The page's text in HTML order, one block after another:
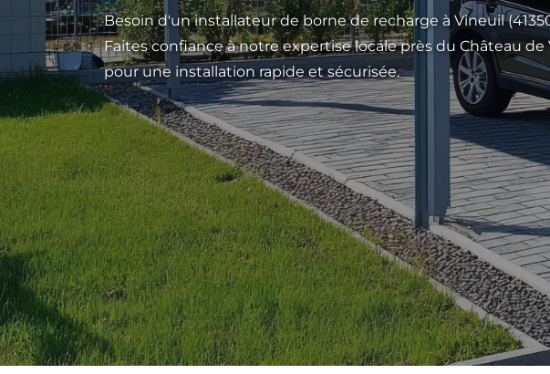
Besoin d'un installateur de borne de recharge à Vineuil
Faites confiance à notre expertise locale près du Château de
pour une installation rapide et sécurisée.